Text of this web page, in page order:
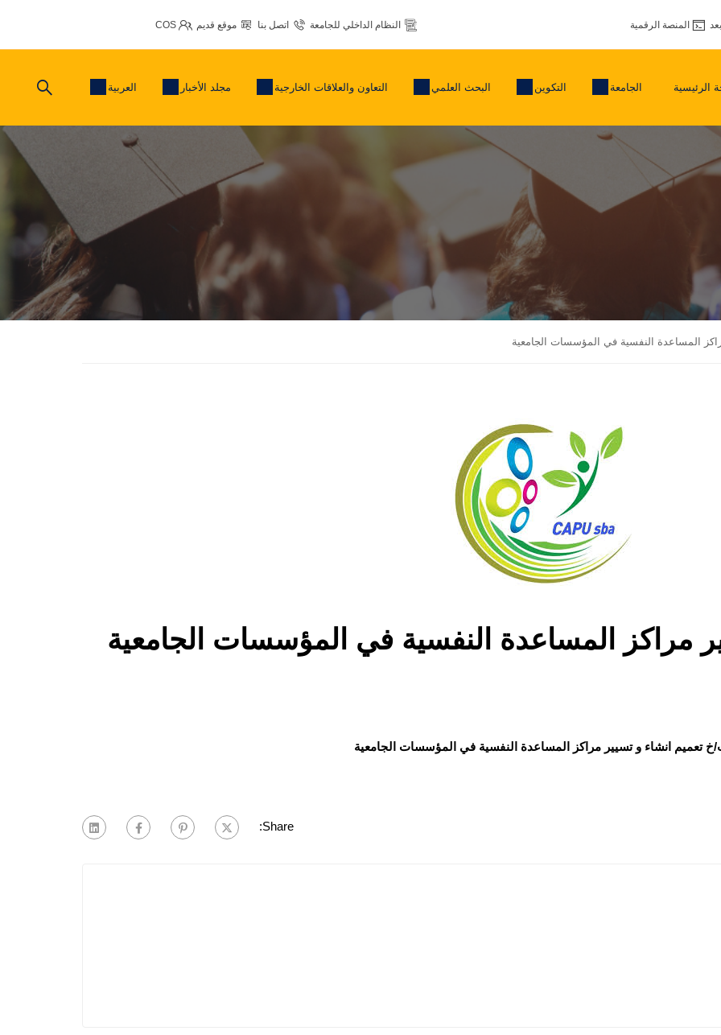
المنصة الرقمية النظام الداخلي للجامعة اتصل بنا موقع قديم COS
الرئيسية الجامعة التكوين البحث العلمي التعاون والعلاقات الخارجية مجلد الأخبار العربية
المساعدة النفسية في المؤسسات الجامعية
مراكز المساعدة النفسية في المؤسسات الجامعية
خ تعميم انشاء و تسيير مراكز المساعدة النفسية في المؤسسات الجامعية
Share: